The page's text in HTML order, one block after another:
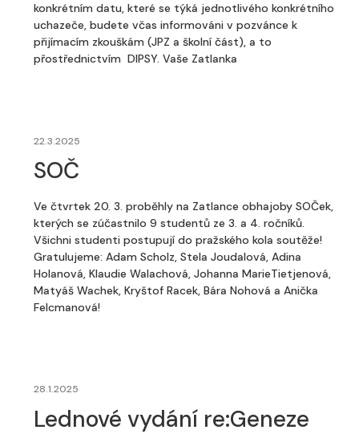
konkrétním datu, které se týká jednotlivého konkrétního
uchazeče, budete včas informováni v pozvánce k
přijímacím zkouškám (JPZ a školní část), a to
přostřednictvím DIPSY. Vaše Zatlanka
22.3.2025
SOČ
Ve čtvrtek 20. 3. proběhly na Zatlance obhajoby SOČek,
kterých se zúčastnilo 9 studentů ze 3. a 4. ročníků.
Všichni studenti postupují do pražského kola soutěže!
Gratulujeme: Adam Scholz, Stela Joudalová, Adina
Holanová, Klaudie Walachová, Johanna MarieTietjenová,
Matyáš Wachek, Kryštof Racek, Bára Nohová a Anička
Felcmanová!
28.1.2025
Lednové vydání re:Geneze